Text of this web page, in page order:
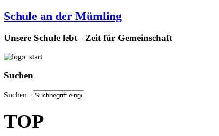
Schule an der Mümling
Unsere Schule lebt - Zeit für Gemeinschaft
Suchen
Suchen...
TOP